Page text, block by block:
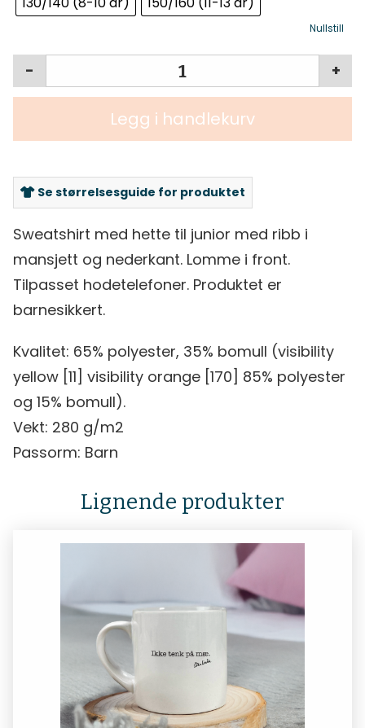
Nullstill
+
-
Legg i handlekurv
Se størrelsesguide for produktet
Sweatshirt med hette til junior med ribb i
mansjett og nederkant. Lomme i front.
Tilpasset hodetelefoner. Produktet er
barnesikkert.
Kvalitet: 65% polyester, 35% bomull (visibility
yellow [11] visibility orange [170] 85% polyester
og 15% bomull).
Vekt: 280 g/m2
Passorm: Barn
Lignende produkter